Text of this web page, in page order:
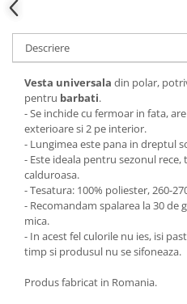
Descriere
Vesta universala din polar,
pentru barbati.
- Se inchide cu fermoar in fata,
exterioare si 2 pe interior.
- Lungimea este pana in dreptul
- Este ideala pentru sezonul
calduroasa.
- Tesatura: 100% poliester, 260-
- Recomandam spalarea la 30 de
mica.
- In acest fel culorile nu ies, isi
timp si produsul nu se sifoneaza.
Produs fabricat in Romania.